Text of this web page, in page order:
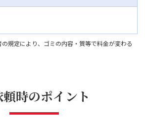
規定により、ゴミの内容・質等で料金が変わる
頼時のポイント